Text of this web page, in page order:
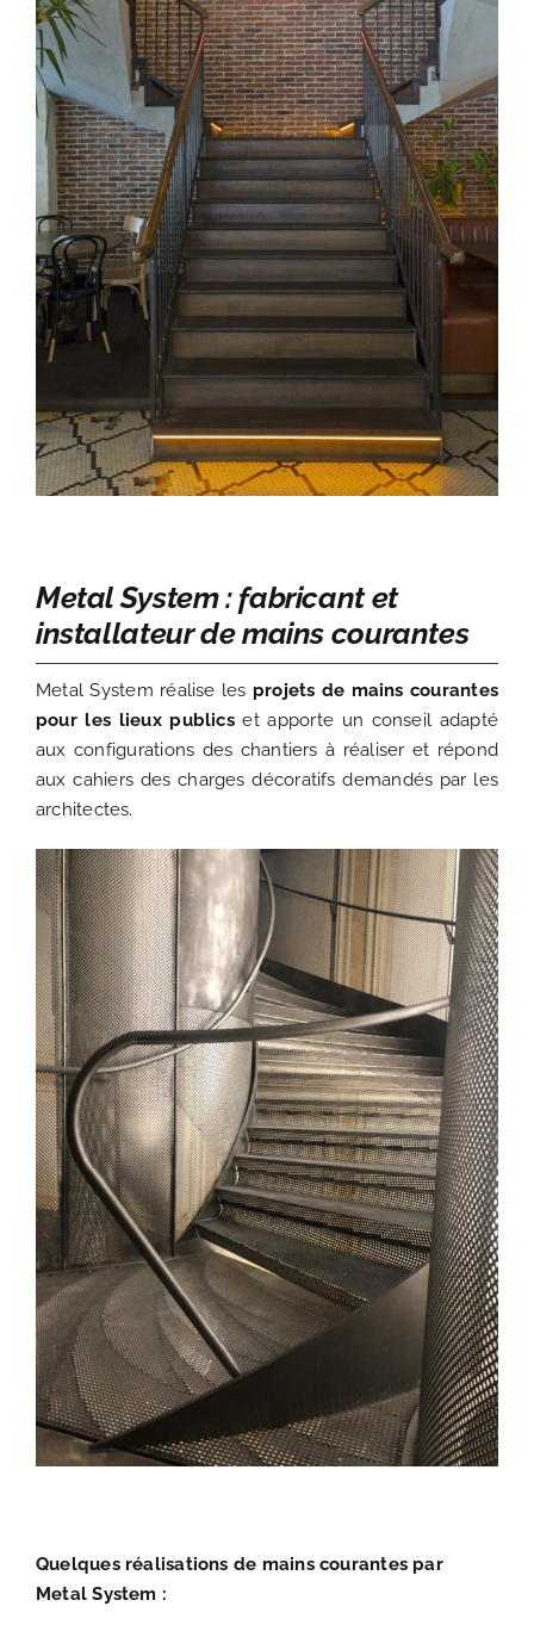
Metal System : fabricant et
installateur de mains courantes
Metal System réalise les projets de mains courantes
pour les lieux publicset apporte un conseil adapté
aux configurations des chantiers à réaliser et répond
aux cahiers des charges décoratifs demandés par les
architectes.
Quelques réalisations de mains courantes par
Metal System :